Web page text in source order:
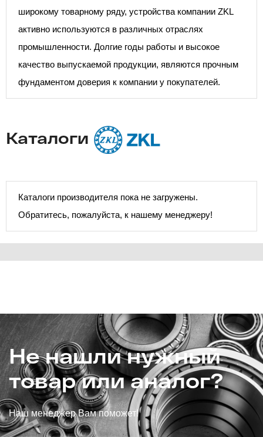
широкому товарному ряду, устройства компании ZKL
активно используются в различных отраслях
промышленности. Долгие годы работы и высокое
качество выпускаемой продукции, являются прочным
фундаментом доверия к компании у покупателей.
Каталоги
Каталоги производителя пока не загружены.
Обратитесь, пожалуйста, к нашему менеджеру!
Не нашли нужный
товар или аналог?
Наш менеджер Вам поможет!